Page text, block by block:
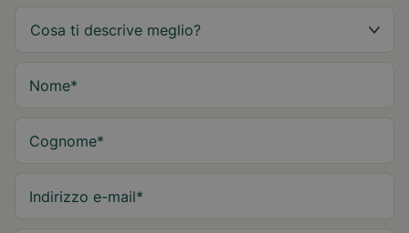
Nome*
Cognome*
Indirizzo e-mail*